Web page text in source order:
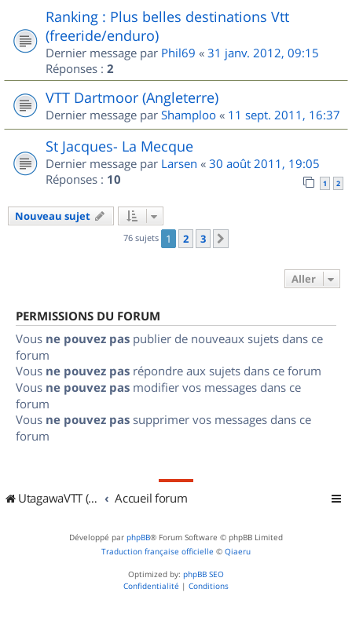
Ranking : Plus belles destinations Vtt
(freeride/enduro)
Dernier message par Phil69 « 31 janv. 2012, 09:15
Réponses : 2
VTT Dartmoor (Angleterre)
Dernier message par Shamploo « 11 sept. 2011, 16:37
St Jacques- La Mecque
Dernier message par Larsen « 30 août 2011, 19:05
Réponses : 10 1 2
Nouveau sujet
76 sujets 1 2 3
Aller
PERMISSIONS DU FORUM
Vous ne pouvez pas publier de nouveaux sujets dans ce
forum
Vous ne pouvez pas répondre aux sujets dans ce forum
Vous ne pouvez pas modifier vos messages dans ce
forum
Vous ne pouvez pas supprimer vos messages dans ce
forum
UtagawaVTT (Randos VTT et VTTAE avec traces GPS) Accueil forum
Développé par phpBB® Forum Software © phpBB Limited
Traduction française officielle © Qiaeru
Optimized by: phpBB SEO
Confidentialité | Conditions